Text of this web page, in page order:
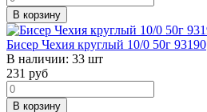
В корзину
Бисер Чехия круглый 10/0 50г 93190
В наличии: 33 шт
231 руб
В корзину